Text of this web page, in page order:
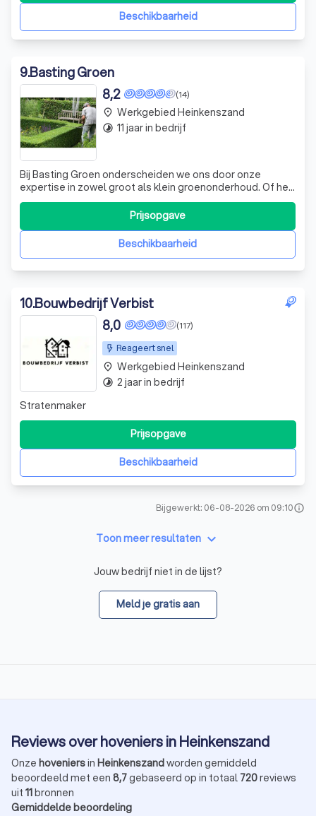
Beschikbaarheid
9.Basting Groen
(14)
8,2
Bij Basting Groen onderscheiden we ons door onze
expertise in zowel groot als klein groenonderhoud. Of het
nu gaat om vakantieparken, campings of tuinen van elke
omvang, wij zijn er om uw buitenruimte te transformeren
en te onderhouden. Ons uitgebreide machinepark stelt
ons in staat om zowel particuBeschikbaarheid
Prijsopgave
place Werkgebied Heinkenszand
timelapse 11 jaar in bedrijf
10.Bouwbedrijf Verbist
Reageert snel
(117)
8,0
Stratenmaker
Beschikbaarheid
Prijsopgave
place Werkgebied Heinkenszand
timelapse 2 jaar in bedrijf
Bijgewerkt: 06-08-2026 om 09:10info
Toon meer resultaten keyboard_arrow_down
Jouw bedrijf niet in de lijst?
Meld je gratis aan
Reviews over hoveniers in Heinkenszand
Onze hoveniersin Heinkenszandworden gemiddeld
beoordeeld met een 8,7gebaseerd op in totaal 720reviews
uit 11bronnen
Gemiddelde beoordeling